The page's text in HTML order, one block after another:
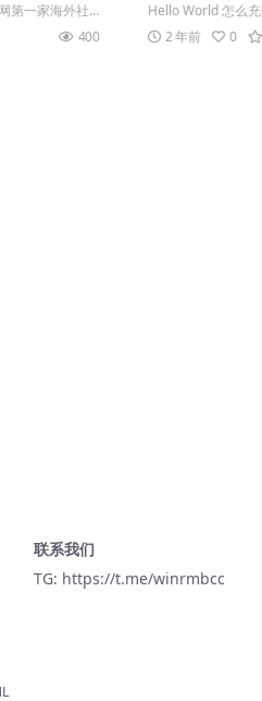
第一家海外社
在...
400
Hello World 怎么
和微信充值方式，
2 年前 0
联系我们
TG: https://t.me/winrmbcc